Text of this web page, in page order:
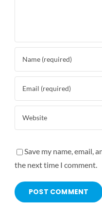
Save my name, email,
the next time I comment.